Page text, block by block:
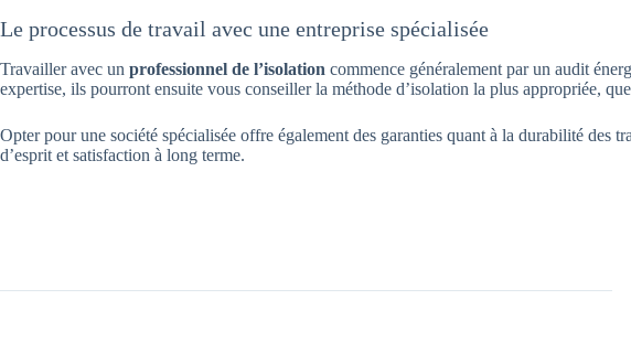
Le processus de travail avec une entreprise spécialisée
Travailler avec un professionnel de l’isolation commence généralement par un audit
expertise, ils pourront ensuite vous conseiller la méthode d’isolation la plus appropriée,
Opter pour une société spécialisée offre également des garanties quant à la durabilité des
d’esprit et satisfaction à long terme.